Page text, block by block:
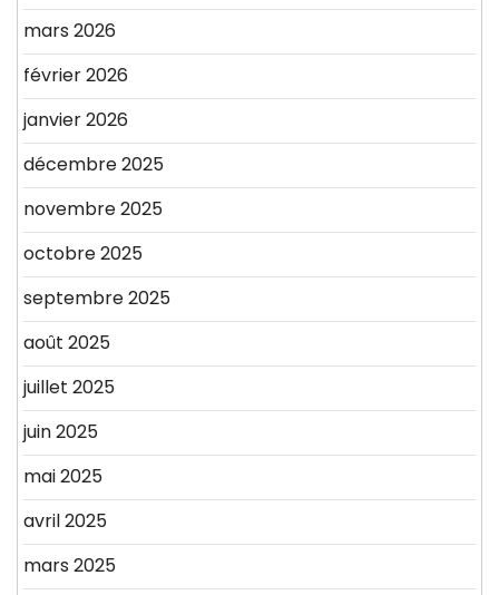
mars 2026
février 2026
janvier 2026
décembre 2025
novembre 2025
octobre 2025
septembre 2025
août 2025
juillet 2025
juin 2025
mai 2025
avril 2025
mars 2025